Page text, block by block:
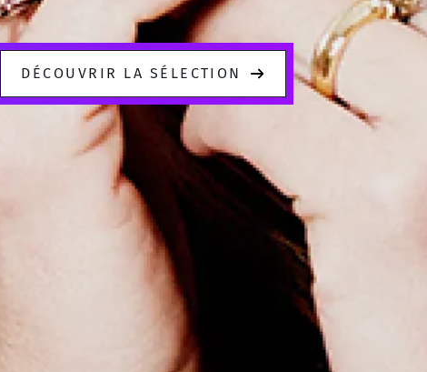
DÉCOUVRIR LA SÉLECTION